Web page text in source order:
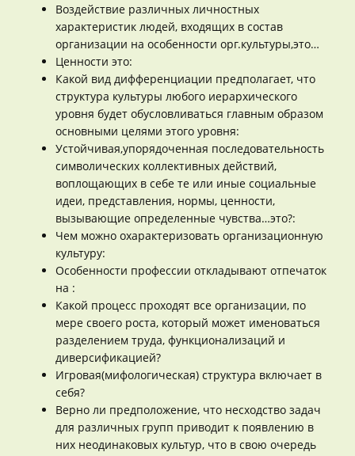
Воздействие различных личностных
характеристик людей, входящих в состав
организации на особенности орг.культуры,это…
Ценности это:
Какой вид дифференциации предполагает, что
структура культуры любого иерархического
уровня будет обусловливаться главным образом
основными целями этого уровня:
Устойчивая,упорядоченная последовательность
символических коллективных действий,
воплощающих в себе те или иные социальные
идеи, представления, нормы, ценности,
вызывающие определенные чувства…это?:
Чем можно охарактеризовать организационную
культуру:
Особенности профессии откладывают отпечаток
на :
Какой процесс проходят все организации, по
мере своего роста, который может именоваться
разделением труда, функционализаций и
диверсификацией?
Игровая(мифологическая) структура включает в
себя?
Верно ли предположение, что несходство задач
для различных групп приводит к появлению в
них неодинаковых культур, что в свою очередь